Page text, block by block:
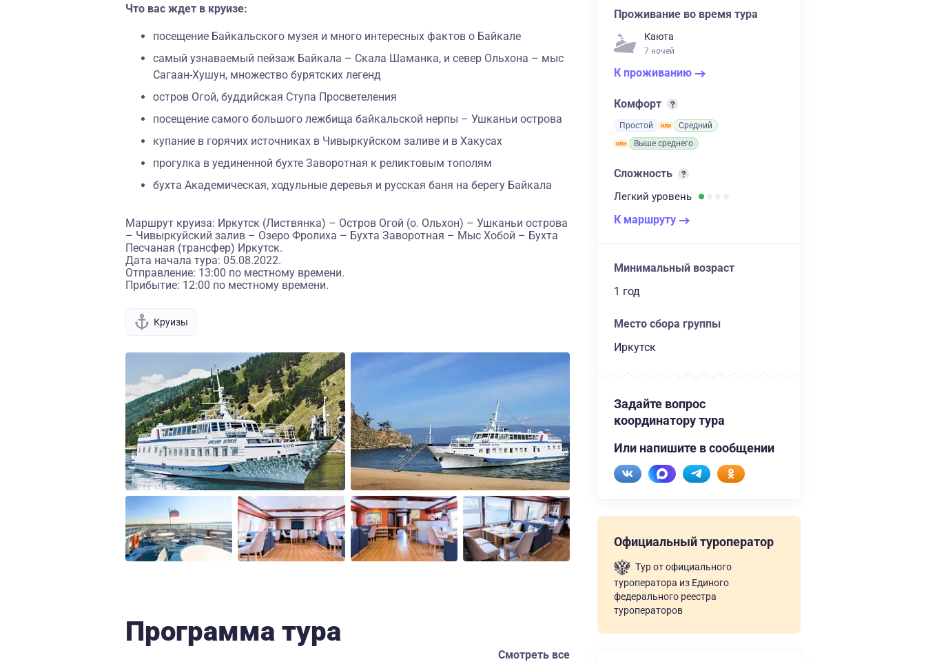
Что вас ждет в круизе:
посещение Байкальского музея и много интересных фактов о Байкале
самый узнаваемый пейзаж Байкала – Скала Шаманка, и север Ольхона – мыс
Сагаан-Хушун, множество бурятских легенд
остров Огой, буддийская Ступа Просветеления
посещение самого большого лежбища байкальской нерпы – Ушканьи острова
купание в горячих источниках в Чивыркуйском заливе и в Хакусах
прогулка в уединенной бухте Заворотная к реликтовым тополям
бухта Академическая, ходульные деревья и русская баня на берегу Байкала
Маршрут круиза: Иркутск (Листвянка) – Остров Огой (о. Ольхон) – Ушканьи острова
– Чивыркуйский залив – Озеро Фролиха – Бухта Заворотная – Мыс Хобой – Бухта
Песчаная (трансфер) Иркутск.
Дата начала тура: 05.08.2022.
Отправление: 13:00 по местному времени.
Прибытие: 12:00 по местному времени.
Круизы
Программа тура
Смотреть все
Проживание во время тура
Каюта
7 ночей
К проживанию
Комфорт
Простой
Средний
Выше среднего
Сложность
Легкий уровень
К маршруту
Минимальный возраст
1 год
Место сбора группы
Иркутск
Задайте вопрос
координатору тура
Или напишите в сообщении
Официальный туроператор
Тур от официального
туроператора из Единого
федерального реестра
туроператоров